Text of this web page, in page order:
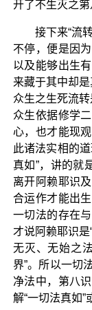
开了不生灭之第
接下来“流
不停，便是因
以及能够出生
来藏于其中却
众生之生死流
众生依据修学
心，也才能现
此诸法实相的
真如”，讲的就
离开阿赖耶识
合运作才能出
一切法的存在
才说阿赖耶识是
无灭、无始之
界”。所以一切
净法中，第八
解“一切法真如”